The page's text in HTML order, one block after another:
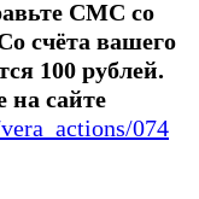
СМС со
счёта вашего
100 рублей.
на сайте
074